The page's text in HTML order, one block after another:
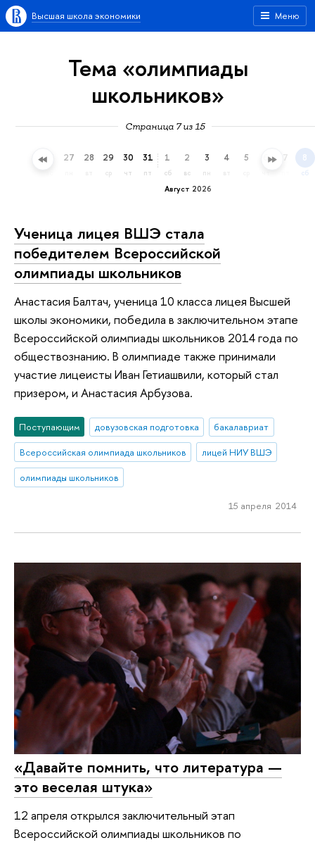
Меню
Высшая школа экономики
Тема «олимпиады
школьников»
Страница 7 из 15
26 27 28 29
ср
30
чт
31
пт
Август 2026
1
сб
2
вс
3
пн
4 5 6 7 8
сб
Ученица лицея ВШЭ стала
победителем Всероссийской
олимпиады школьников
Анастасия Балтач, ученица 10 класса лицея Высшей
школы экономики, победила в заключительном этапе
Всероссийской олимпиады школьников 2014 года по
обществознанию. В олимпиаде также принимали
участие лицеисты Иван Гетиашвили, который стал
призером, и Анастасия Арбузова.
Поступающим довузовская подготовка
бакалавриат
Всероссийская олимпиада школьников
лицей НИУ ВШЭ
олимпиады школьников
15 апреля 2014
«Давайте помнить, что литература —
это веселая штука»
12 апреля открылся заключительный этап
Всероссийской олимпиады школьников по